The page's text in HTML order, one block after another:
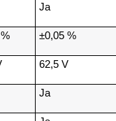
Ja
±0,05 %
62,5 V
Ja